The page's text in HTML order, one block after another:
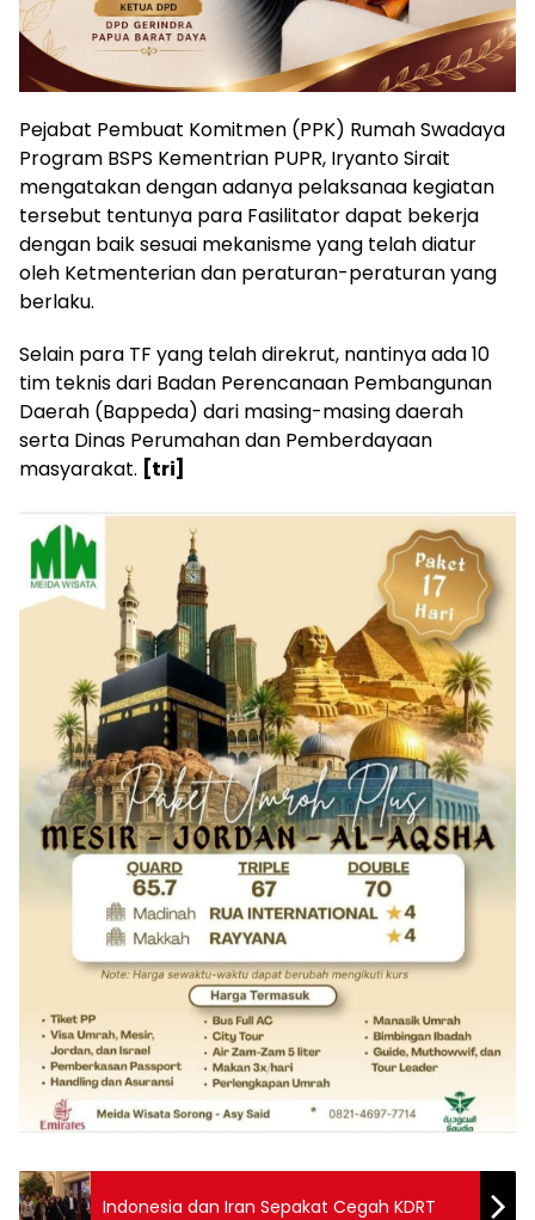
Pejabat Pembuat Komitmen (PPK) Rumah Swadaya
Program BSPS Kementrian PUPR, Iryanto Sirait
mengatakan dengan adanya pelaksanaa kegiatan
tersebut tentunya para Fasilitator dapat bekerja
dengan baik sesuai mekanisme yang telah diatur
oleh Ketmenterian dan peraturan-peraturan yang
berlaku.
Selain para TF yang telah direkrut, nantinya ada 10
tim teknis dari Badan Perencanaan Pembangunan
Daerah (Bappeda) dari masing-masing daerah
serta Dinas Perumahan dan Pemberdayaan
masyarakat. [tri]
Indonesia dan Iran Sepakat Cegah KDRT